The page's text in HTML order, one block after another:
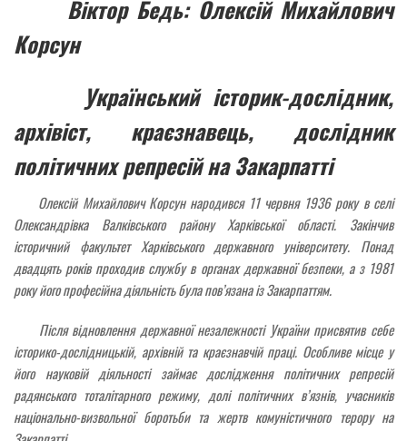
Віктор Бедь: Олексій Михайлович
Корсун
Український історик-дослідник,
архівіст, краєзнавець, дослідник
політичних репресій на Закарпатті
Олексій Михайлович Корсун народився 11 червня 1936 року в селі
Олександрівка Валківського району Харківської області. Закінчив
історичний факультет Харківського державного університету. Понад
двадцять років проходив службу в органах державної безпеки, а з 1981
року його професійна діяльність була пов’язана із Закарпаттям.
Після відновлення державної незалежності України присвятив себе
історико-дослідницькій, архівній та краєзнавчій праці. Особливе місце у
його науковій діяльності займає дослідження політичних репресій
радянського тоталітарного режиму, долі політичних в’язнів, учасників
національно-визвольної боротьби та жертв комуністичного терору на